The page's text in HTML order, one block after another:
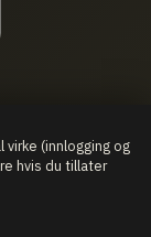
011
virke (innlogging og
hvis du tillater